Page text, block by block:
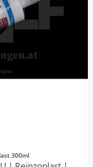
300ml